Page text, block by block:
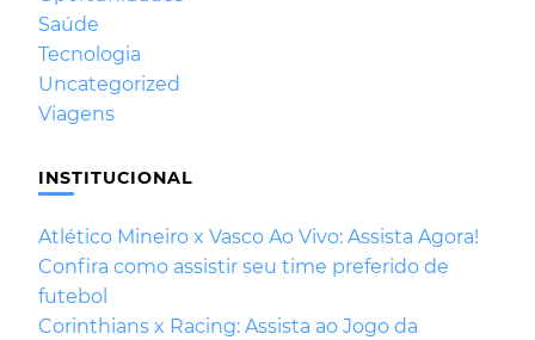
Saúde
Tecnologia
Uncategorized
Viagens
INSTITUCIONAL
Atlético Mineiro x Vasco Ao Vivo: Assista Agora!
Confira como assistir seu time preferido de
futebol
Corinthians x Racing: Assista ao Jogo da